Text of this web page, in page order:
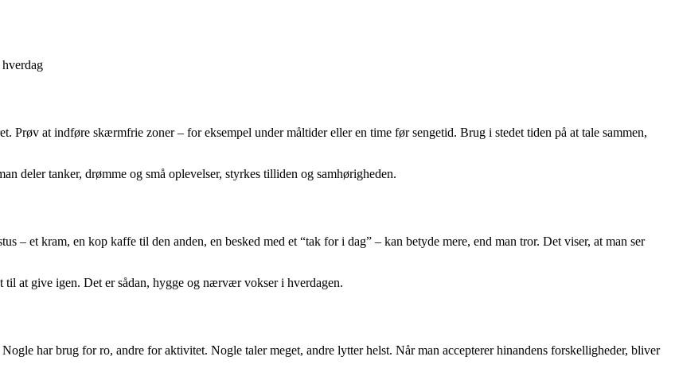
Prøv at indføre skærmfrie zoner – for eksempel under måltider eller en time før sengetid. Brug i stedet tiden på at tale sammen,
deler tanker, drømme og små oplevelser, styrkes tilliden og samhørigheden.
– et kram, en kop kaffe til den anden, en besked med et “tak for i dag” – kan betyde mere, end man tror. Det viser, at man ser
at give igen. Det er sådan, hygge og nærvær vokser i hverdagen.
har brug for ro, andre for aktivitet. Nogle taler meget, andre lytter helst. Når man accepterer hinandens forskelligheder, bliver